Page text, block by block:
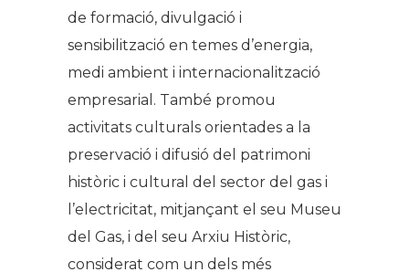
de formació, divulgació i
sensibilització en temes d’energia,
medi ambient i internacionalització
empresarial. També promou
activitats culturals orientades a la
preservació i difusió del patrimoni
històric i cultural del sector del gas i
l’electricitat, mitjançant el seu Museu
del Gas, i del seu Arxiu Històric,
considerat com un dels més